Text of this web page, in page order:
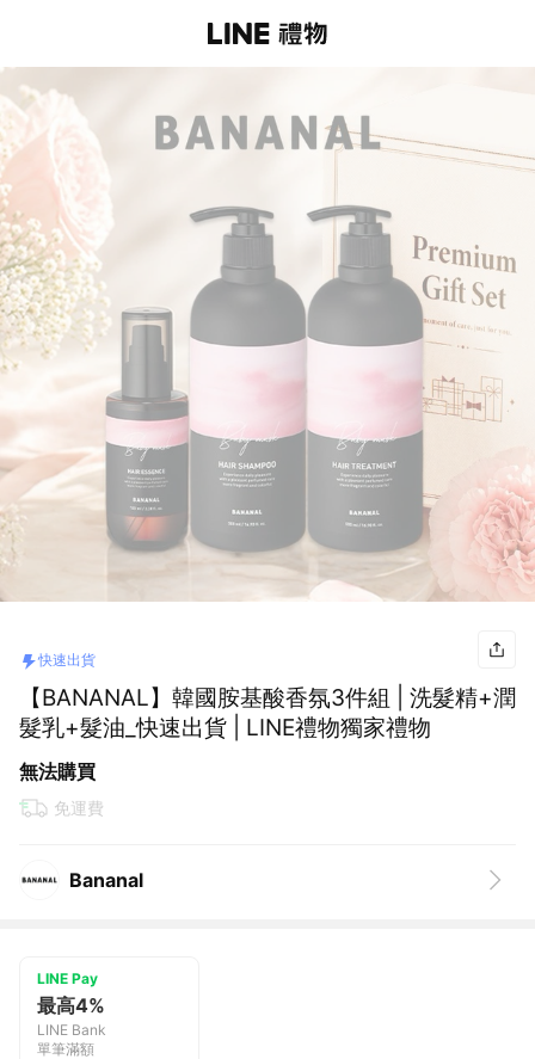
快速出貨
【BANANAL】韓國胺基酸香氛3件組 | 洗髮精+潤
髮乳+髮油_快速出貨 | LINE禮物獨家禮物
無法購買
免運費
Bananal
LINE Pay
最高4%
LINE Bank
單筆滿額